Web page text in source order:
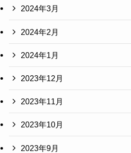
2024年3月
2024年2月
2024年1月
2023年12月
2023年11月
2023年10月
2023年9月